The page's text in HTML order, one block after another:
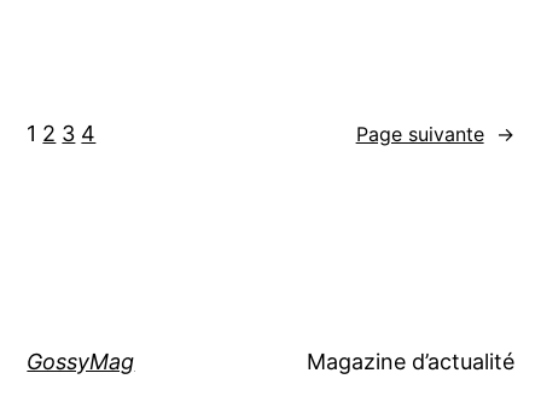
1 2 3 4 Page suivante →
GossyMag Magazine d’actualité